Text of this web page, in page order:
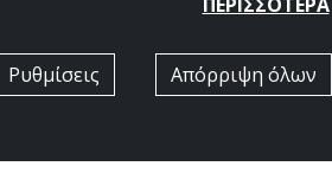
Ρυθμίσεις Απόρριψη όλων